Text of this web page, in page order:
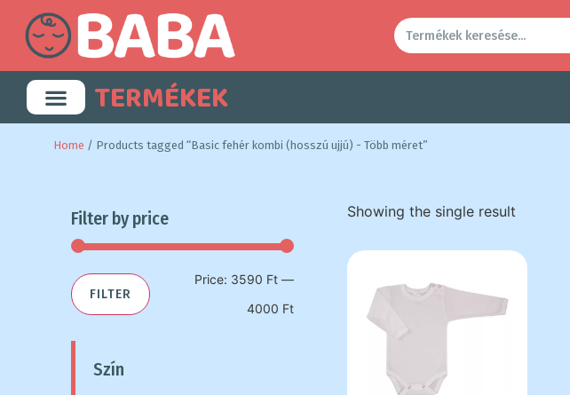
TERMÉKEK
Home / Products tagged “Basic fehér kombi (hosszú ujjú) - Több méret”
Filter by price
FILTER
Price: 3590 Ft —
4000 Ft
Szín
Showing the single result